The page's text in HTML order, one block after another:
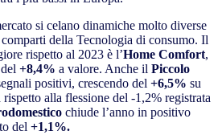
si celano dinamiche molto diverse
della Tecnologia di consumo. Il
rispetto al 2023 è l’Home Comfort,
+8,4% a valore. Anche il Piccolo
positivi, crescendo del +6,5% su
rispetto alla flessione del -1,2% registrata
chiude l’anno in positivo
del +1,1%.